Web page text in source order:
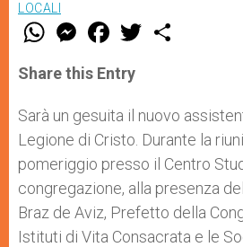
LOCALI
W
t
s
p
p
M
e
s
e
g
e
r
F
a
e
b
o
k
w
r
Share this Entry
Sarà un gesuita il nuovo
Legione di Cristo. Durante la
pomeriggio presso il Centro
congregazione, alla presenza
Braz de Aviz, Prefetto della
Istituti di Vita Consacrata e le